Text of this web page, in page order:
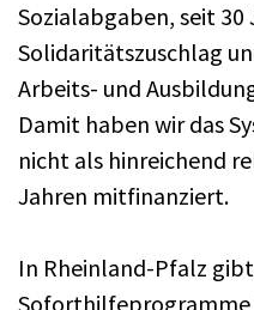
Sozialabgaben, seit 30
Solidaritätszuschlag
Arbeits- und
Damit haben wir das
nicht als hinreichend
Jahren mitfinanziert.
In Rheinland-Pfalz
Soforthilfeprogramme